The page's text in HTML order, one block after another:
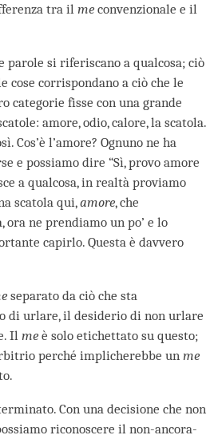
tra il me convenzionale e il
parole si riferiscano a qualcosa; ciò
cose corrispondano a ciò che le
categorie fisse con una grande
amore, odio, calore, la scatola.
Cos’è l’amore? Ognuno ne ha
e possiamo dire “Sì, provo amore
a qualcosa, in realtà proviamo
scatola qui,amore, che
ne prendiamo un po’ e lo
capirlo. Questa è davvero
separato da ciò che sta
di urlare, il desiderio di non urlare
Il me è solo etichettato su questo;
perché implicherebbe un me
Con una decisione che non
riconoscere il non-ancora-